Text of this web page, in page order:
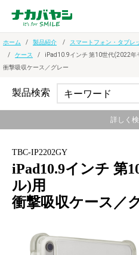
ホーム 製品紹介 スマートフォン・タブレ
ケース
iPad10.9インチ 第10世代(2022年
衝撃吸収ケース／グレー
TBC-IP2202GY
iPad10.9インチ 第
ル)用
衝撃吸収ケース／
製品検索
詳しく